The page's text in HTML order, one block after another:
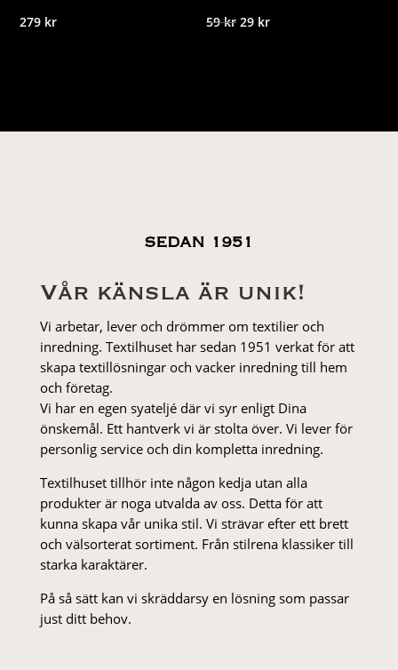
279 kr 59kr Det
29 krDet
SEDAN 1951
Vår känsla är unik!
Vi arbetar, lever och drömmer om textilier och
inredning. Textilhuset har sedan 1951 verkat för att
skapa textillösningar och vacker inredning till hem
och företag.
Vi har en egen syateljé där vi syr enligt Dina
önskemål. Ett hantverk vi är stolta över. Vi lever för
personlig service och din kompletta inredning.
Textilhuset tillhör inte någon kedja utan alla
produkter är noga utvalda av oss. Detta för att
kunna skapa vår unika stil. Vi strä­var efter ett brett
och välsorterat sor­ti­ment. Från stil­rena klas­siker till
starka karaktärer.
På så sätt kan vi skräddarsy en lösning som passar
just ditt behov.